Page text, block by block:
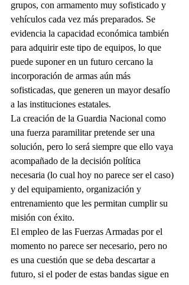
grupos, con armamento muy sofisticado y
vehículos cada vez más preparados. Se
evidencia la capacidad económica también
para adquirir este tipo de equipos, lo que
puede suponer en un futuro cercano la
incorporación de armas aún más
sofisticadas, que generen un mayor desafío
a las instituciones estatales.
La creación de la Guardia Nacional como
una fuerza paramilitar pretende ser una
solución, pero lo será siempre que ello vaya
acompañado de la decisión política
necesaria (lo cual hoy no parece ser el caso)
y del equipamiento, organización y
entrenamiento que les permitan cumplir su
misión con éxito.
El empleo de las Fuerzas Armadas por el
momento no parece ser necesario, pero no
es una cuestión que se deba descartar a
futuro, si el poder de estas bandas sigue en